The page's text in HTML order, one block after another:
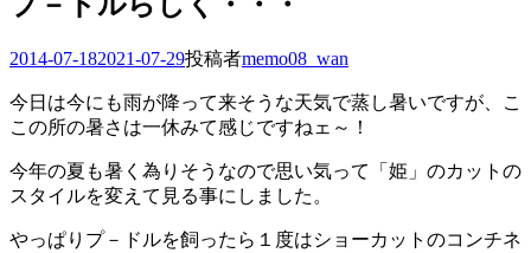
投
日
2014-07-182021-07-29投稿者memo08_wan
今日は今にも雨が降って来そうな天気で蒸し暑いですが、こ
この所の暑さは一休みて感じですねェ～！
今年の夏も暑く為りそうなので思い気って「姫」のカットの
スタイルを変えて見る事にしました。
やっぱりプ－ドルを飼ったら１度はショーカットのコンチネ